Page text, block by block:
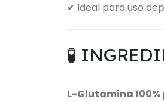
✔ Ideal para uso
🧪
L-Glutamina